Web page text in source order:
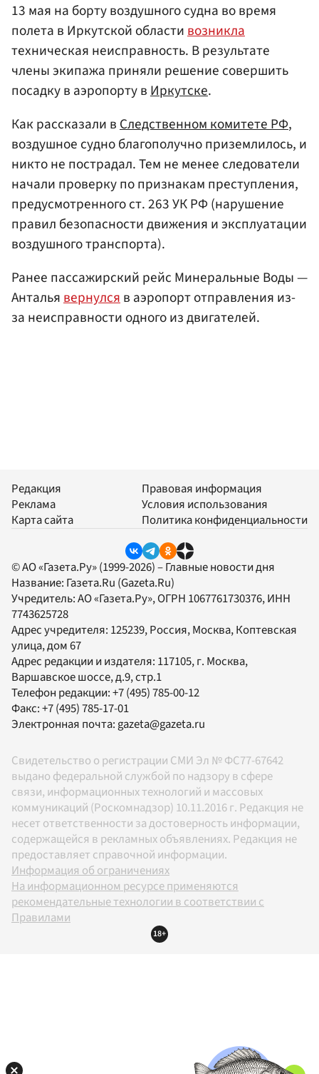
13 мая на борту воздушного судна во время
полета в Иркутской областивозникла
техническая неисправность. В результате
члены экипажа приняли решение совершить
посадку в аэропорту вИркутске.
Как рассказали вСледственном комитете РФ,
воздушное судно благополучно приземлилось, и
никто не пострадал. Тем не менее следователи
начали проверку по признакам преступления,
предусмотренного ст. 263 УК РФ (нарушение
правил безопасности движения и эксплуатации
воздушного транспорта).
Ранее пассажирский рейс Минеральные Воды —
Антальявернулсяв аэропорт отправления из-
за неисправности одного из двигателей.
Редакция
Реклама
Карта сайта
Правовая информация
Условия использования
Политика конфиденциальности
© АО «Газета.Ру» (1999-2026) – Главные новости дня
Название: Газета.Ru (Gazeta.Ru)
Учредитель:АО «Газета.Ру», ОГРН 1067761730376, ИНН
7743625728
Адрес учредителя: 125239, Россия, Москва, Коптевская
улица, дом 67
Адрес редакции и издателя: 117105, г. Москва,
Варшавское шоссе, д.9, стр.1
Телефон редакции:+7 (495) 785-00-12
Факс:+7 (495) 785-17-01
Электронная почта:gazeta@gazeta.ru
Свидетельство о регистрации СМИ Эл № ФС77-67642
выдано федеральной службой по надзору в сфере
связи, информационных технологий и массовых
коммуникаций (Роскомнадзор) 10.11.2016 г. Редакция не
несет ответственности за достоверность информации,
содержащейся в рекламных объявлениях. Редакция не
предоставляет справочной информации.
Информация об ограничениях
На информационном ресурсе применяются
рекомендательные технологии в соответствии с
Правилами
18+